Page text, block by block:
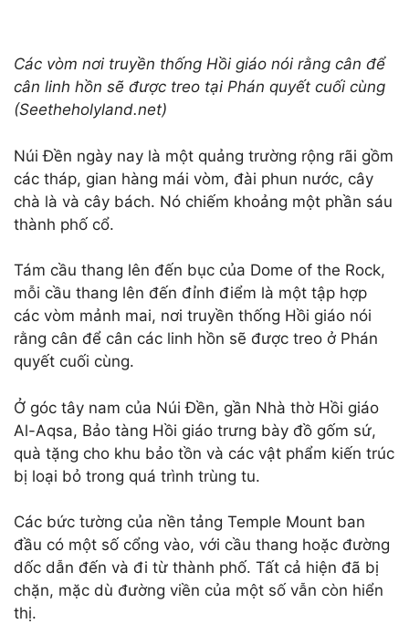
Các vòm nơi truyền thống Hồi giáo nói rằng cân để
cân linh hồn sẽ được treo tại Phán quyết cuối cùng
(Seetheholyland.net)
Núi Đền ngày nay là một quảng trường rộng rãi gồm
các tháp, gian hàng mái vòm, đài phun nước, cây
chà là và cây bách. Nó chiếm khoảng một phần sáu
thành phố cổ.
Tám cầu thang lên đến bục của Dome of the Rock,
mỗi cầu thang lên đến đỉnh điểm là một tập hợp
các vòm mảnh mai, nơi truyền thống Hồi giáo nói
rằng cân để cân các linh hồn sẽ được treo ở Phán
quyết cuối cùng.
Ở góc tây nam của Núi Đền, gần Nhà thờ Hồi giáo
Al-Aqsa, Bảo tàng Hồi giáo trưng bày đồ gốm sứ,
quà tặng cho khu bảo tồn và các vật phẩm kiến trúc
bị loại bỏ trong quá trình trùng tu.
Các bức tường của nền tảng Temple Mount ban
đầu có một số cổng vào, với cầu thang hoặc đường
dốc dẫn đến và đi từ thành phố. Tất cả hiện đã bị
chặn, mặc dù đường viền của một số vẫn còn hiển
thị.